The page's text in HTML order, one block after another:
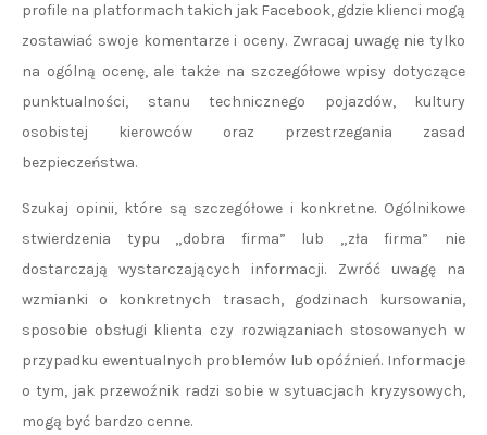
profile na platformach takich jak Facebook, gdzie klienci mogą
zostawiać swoje komentarze i oceny. Zwracaj uwagę nie tylko
na ogólną ocenę, ale także na szczegółowe wpisy dotyczące
punktualności, stanu technicznego pojazdów, kultury
osobistej kierowców oraz przestrzegania zasad
bezpieczeństwa.
Szukaj opinii, które są szczegółowe i konkretne. Ogólnikowe
stwierdzenia typu „dobra firma” lub „zła firma” nie
dostarczają wystarczających informacji. Zwróć uwagę na
wzmianki o konkretnych trasach, godzinach kursowania,
sposobie obsługi klienta czy rozwiązaniach stosowanych w
przypadku ewentualnych problemów lub opóźnień. Informacje
o tym, jak przewoźnik radzi sobie w sytuacjach kryzysowych,
mogą być bardzo cenne.